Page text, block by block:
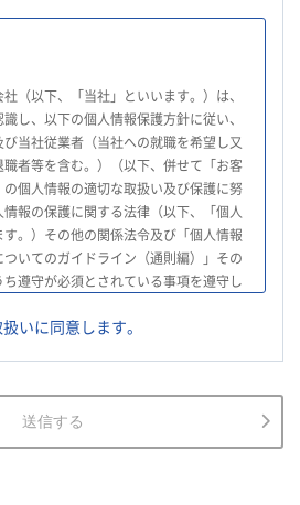
（以下、「当社」といいます。）は、
し、以下の個人情報保護方針に従い、
当社従業者（当社への就職を希望し又
者等を含む。）（以下、併せて「お客
個人情報の適切な取扱い及び保護に努
報の保護に関する法律（以下、「個人
。）その他の関係法令及び「個人情報
いてのガイドライン（通則編）」その
遵守が必須とされている事項を遵守し
情報を適正に取得し、法令で不要とさ
客様等の個人情報の利用目的を通知又
人データについて、不正アクセス、漏え
止に努め、個人データの管理のために
いに同意します。
送信する